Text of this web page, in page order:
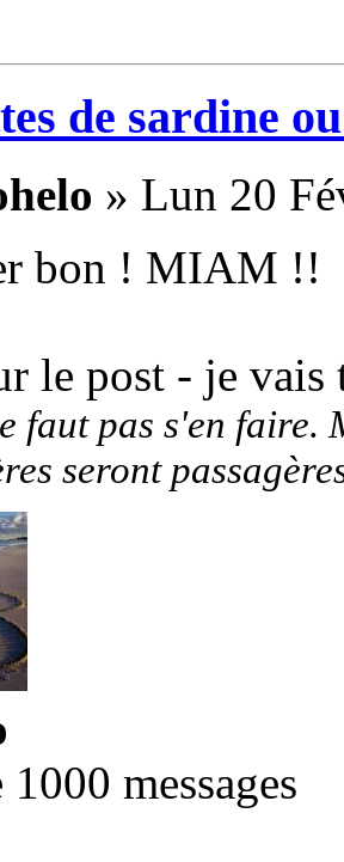
de sardine
» Lun 20
bon ! MIAM !!
le post - je vais
faut pas s'en faire.
seront
messages